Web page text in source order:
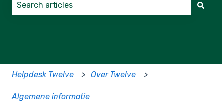
Helpdesk Twelve Over Twelve
Algemene informatie